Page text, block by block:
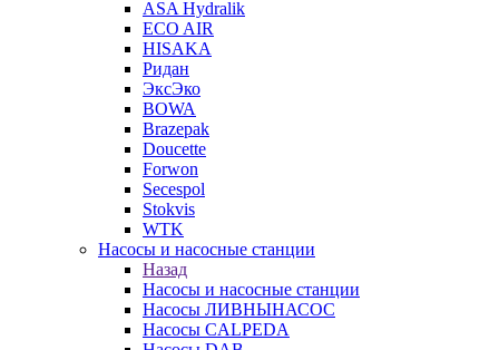
ASA Hydralik
ECO AIR
HISAKA
Ридан
ЭксЭко
BOWA
Brazepak
Doucette
Forwon
Secespol
Stokvis
WTK
Насосы и насосные станции
Назад
Насосы и насосные станции
Насосы ЛИВНЫНАСОС
Насосы CALPEDA